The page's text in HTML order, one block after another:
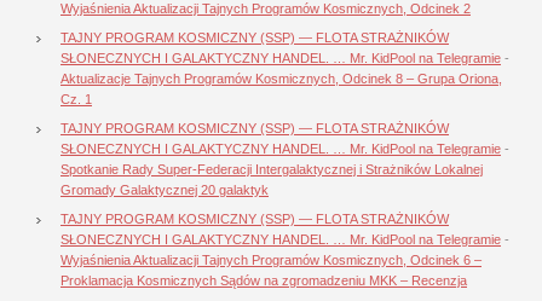
Wyjaśnienia Aktualizacji Tajnych Programów Kosmicznych, Odcinek 2
TAJNY PROGRAM KOSMICZNY (SSP) — FLOTA STRAŻNIKÓW
SŁONECZNYCH I GALAKTYCZNY HANDEL. … Mr. KidPool na Telegramie -
Aktualizacje Tajnych Programów Kosmicznych, Odcinek 8 – Grupa Oriona,
Cz. 1
TAJNY PROGRAM KOSMICZNY (SSP) — FLOTA STRAŻNIKÓW
SŁONECZNYCH I GALAKTYCZNY HANDEL. … Mr. KidPool na Telegramie -
Spotkanie Rady Super-Federacji Intergalaktycznej i Strażników Lokalnej
Gromady Galaktycznej 20 galaktyk
TAJNY PROGRAM KOSMICZNY (SSP) — FLOTA STRAŻNIKÓW
SŁONECZNYCH I GALAKTYCZNY HANDEL. … Mr. KidPool na Telegramie -
Wyjaśnienia Aktualizacji Tajnych Programów Kosmicznych, Odcinek 6 –
Proklamacja Kosmicznych Sądów na zgromadzeniu MKK – Recenzja